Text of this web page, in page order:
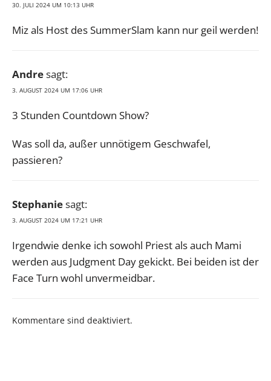
30. JULI 2024 UM 10:13 UHR
Miz als Host des SummerSlam kann nur geil werden!
Andresagt:
3. AUGUST 2024 UM 17:06 UHR
3 Stunden Countdown Show?
Was soll da, außer unnötigem Geschwafel,
passieren?
Stephaniesagt:
3. AUGUST 2024 UM 17:21 UHR
Irgendwie denke ich sowohl Priest als auch Mami
werden aus Judgment Day gekickt. Bei beiden ist der
Face Turn wohl unvermeidbar.
Kommentare sind deaktiviert.